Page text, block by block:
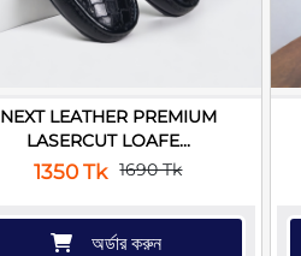
NEXT LEATHER PREMIUM
LASERCUT LOAFE...
1350 Tk 1690 Tk
অর্ডার করুন